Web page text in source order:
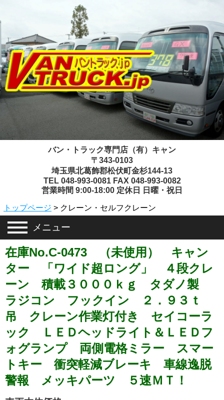
バン・トラック専門店（有）キャン
〒343-0103
埼玉県北葛飾郡松伏町金杉144-13
TEL 048-993-0081 FAX 048-993-0082
営業時間 9:00-18:00 定休日 日曜・祝日
トップページ > クレーン・セルフクレーン
メニュー
在庫No.C-0473 （未使用） キャン
ター 「ワイド超ロング」 ４段クレ
ーン 積載３０００ｋｇ タダノ製
ラジコン フックイン ２．９３ｔ
吊 クレーン作業灯付き セイコーラ
ック ＬＥＤヘッドライト＆ＬＥＤフ
ォグランプ 両側電格ミラー スマー
トキー 衝突軽減ブレーキ 車線逸脱
警報 メッキパーツ ５速ＭＴ！